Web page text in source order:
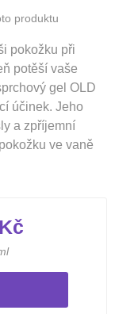
produktu
pokožku při
potěší vaše
gel OLD
účinek. Jeho
a zpříjemní
ve vaně